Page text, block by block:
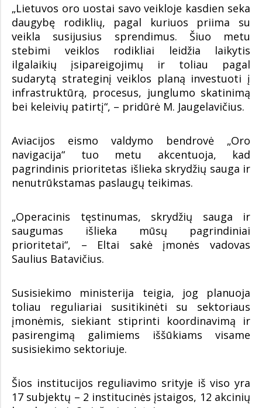
„Lietuvos oro uostai savo veikloje kasdien seka
daugybę rodiklių, pagal kuriuos priima su
veikla susijusius sprendimus. Šiuo metu
stebimi veiklos rodikliai leidžia laikytis
ilgalaikių įsipareigojimų ir toliau pagal
sudarytą strateginį veiklos planą investuoti į
infrastruktūrą, procesus, junglumo skatinimą
bei keleivių patirtį“, – pridūrė M. Jaugelavičius.
Aviacijos eismo valdymo bendrovė „Oro
navigacija“ tuo metu akcentuoja, kad
pagrindinis prioritetas išlieka skrydžių sauga ir
nenutrūkstamas paslaugų teikimas.
„Operacinis tęstinumas, skrydžių sauga ir
saugumas išlieka mūsų pagrindiniai
prioritetai“, – Eltai sakė įmonės vadovas
Saulius Batavičius.
Susisiekimo ministerija teigia, jog planuoja
toliau reguliariai susitikinėti su sektoriaus
įmonėmis, siekiant stiprinti koordinavimą ir
pasirengimą galimiems iššūkiams visame
susisiekimo sektoriuje.
Šios institucijos reguliavimo srityje iš viso yra
17 subjektų – 2 institucinės įstaigos, 12 akcinių